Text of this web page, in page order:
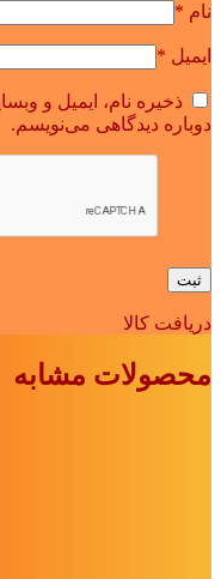
نام *
ایمیل *
ذخیره نام، ایمیل و
دوباره دیدگاهی می‌نویسم.
دریافت کالا
محصولات مشابه